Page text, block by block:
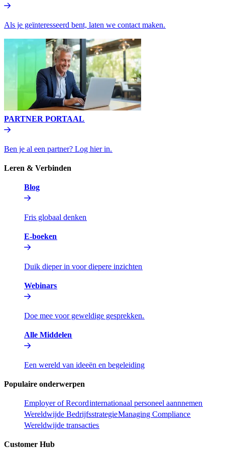
Als je geïnteresseerd bent, laten we contact maken.​​
PARTNER PORTAAL​​
Ben je al een partner? Log hier in.​​
Leren & Verbinden​​
Blog​​
Fris globaal denken​​
E-boeken​​
Duik dieper in voor diepere inzichten​​
Webinars​​
Doe mee voor geweldige gesprekken.​​
Alle Middelen​​
Een wereld van ideeën en begeleiding​​
Populaire onderwerpen​​
Employer of Record​​internationaal personeel aannnemen​​
Wereldwijde Bedrijfsstrategie​​Managing Compliance​​
Wereldwijde transacties​​
Customer Hub​​